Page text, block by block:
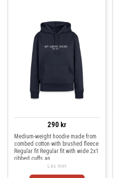
290 kr
Medium-weight hoodie made from
combed cotton with brushed fleece
Regular fit Regular fit with wide 2x1
ribbed cuffs an
Läs mer